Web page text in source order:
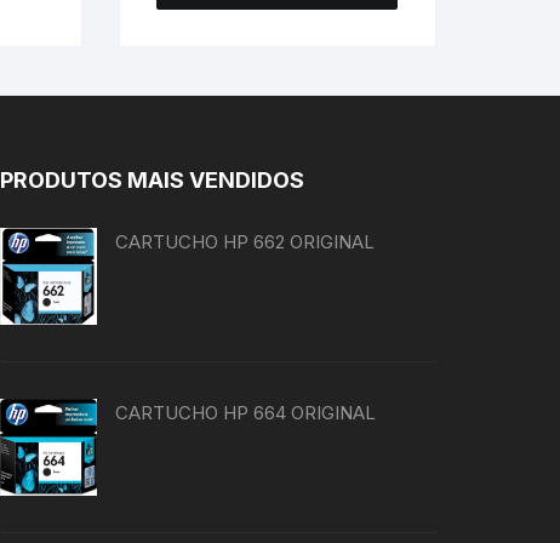
PRODUTOS MAIS VENDIDOS
CARTUCHO HP 662 ORIGINAL
CARTUCHO HP 664 ORIGINAL